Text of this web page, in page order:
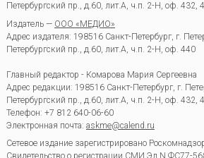
Петербургский пр., д.60, лит.А, ч.п. 2-Н, оф. 432,
Издатель — ООО «МЕДИО»
Адрес издателя: 198516 Санкт-Петербург, г.
Петербургский пр., д.60, лит.А, ч.п. 2-Н, оф. 440
Главный редактор - Комарова Мария Сергеевна
Адрес редакции: 198516 Санкт-Петербург, г.
Петербургский пр., д.60, лит.А, ч.п. 2-Н, оф. 432,
Телефон: +7 812 640-06-60
Электронная почта: askme@calend.ru
Сетевое издание зарегистрировано